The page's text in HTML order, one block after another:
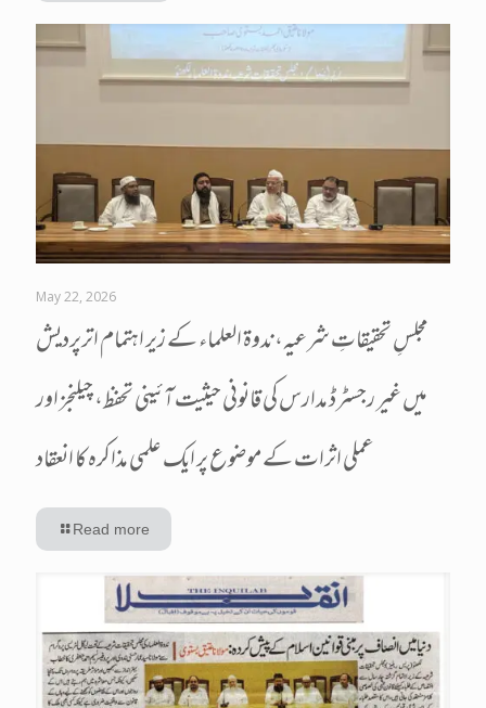
May 22, 2026
مجلسِ تحقیقاتِ شرعیہ، ندوۃ العلماء کے زیر اہتمام اترپردیش
میں غیر رجسٹرڈ مدارس کی قانونی حیثیت آئینی تحفظ، چیلنجز اور
عملی اثرات کے موضوع پر ایک علمی مذاکرہ کا انعقاد
Read more